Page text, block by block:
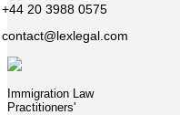
+44 20 3988 0575
contact@lexlegal.com
Immigration Law
Practitioners'